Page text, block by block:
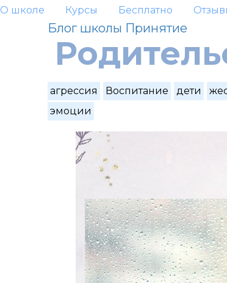
О школе Курсы Бесплатно
Блог школы Принятие
агрессия Воспитание дети
эмоции